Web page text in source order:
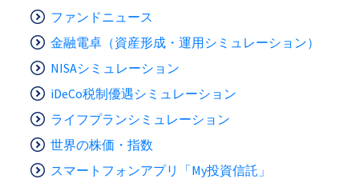
ファンドニュース
金融電卓（資産形成・運用シミュレーション）
NISAシミュレーション
iDeCo税制優遇シミュレーション
ライフプランシミュレーション
世界の株価・指数
スマートフォンアプリ「My投資信託」